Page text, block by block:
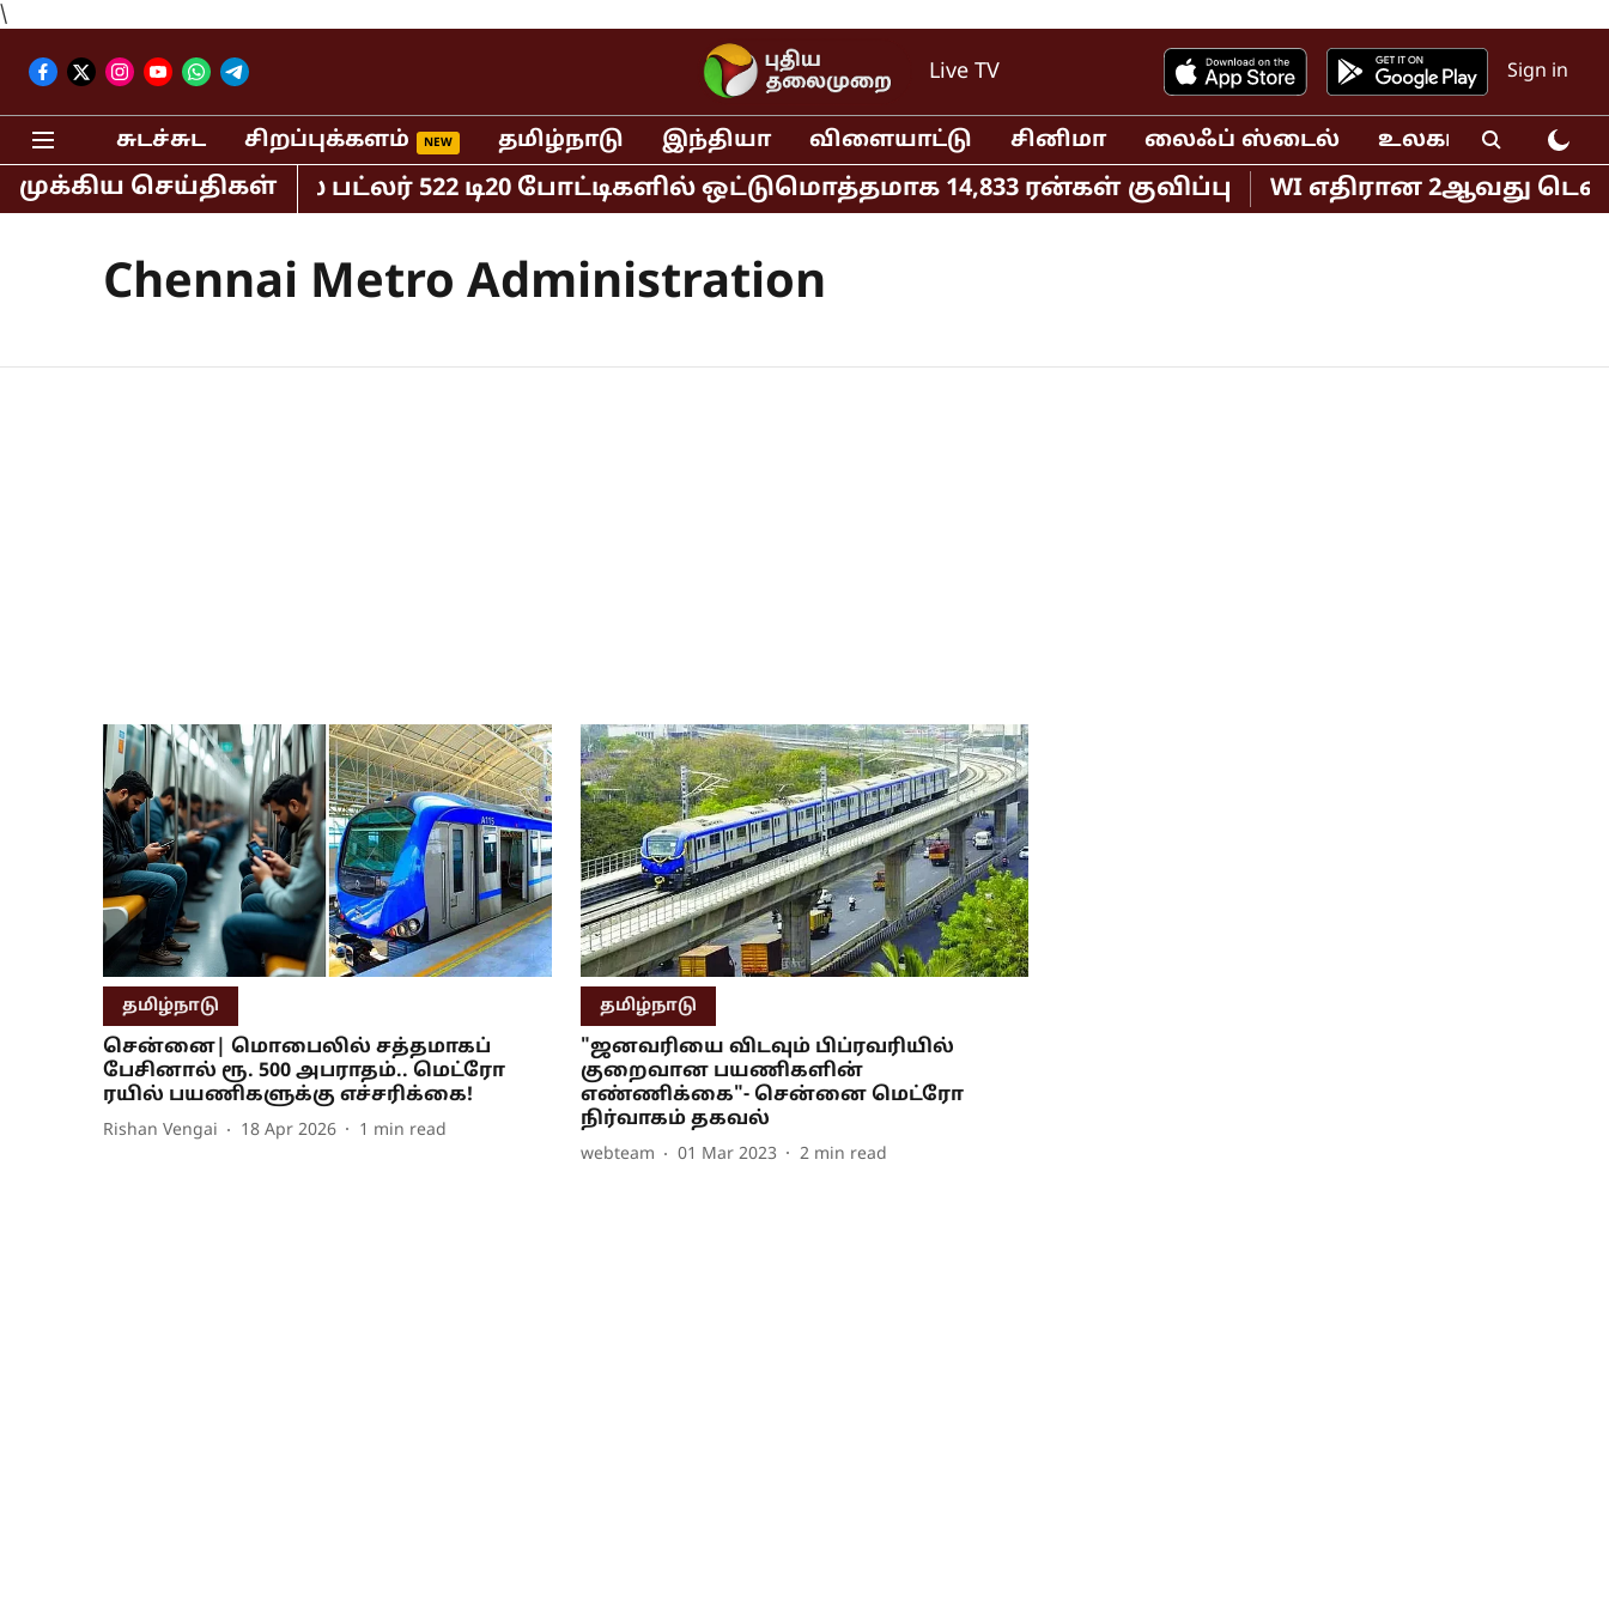
\
Live TV Sign in
சுடச்சுட சிறப்புக்களம் தமிழ்நாடு இந்தியா விளையாட்டு சினிமா லைஃப் ஸ்டைல் உலகம்
முக்கிய செய்திகள்
இங்கிலாந்து ஜோஸ் பட்லர் 522 டி20 போட்டிகளில் ஒட்டுமொத்தமாக 14,833 ரன்கள் குவிப்பு WI எதிரான 2ஆவது
Chennai Metro Administration
தமிழ்நாடு
சென்னை| மொபைலில் சத்தமாகப்
பேசினால் ரூ. 500 அபராதம்.. மெட்ரோ
ரயில் பயணிகளுக்கு எச்சரிக்கை!
Rishan Vengai 18 Apr 2026 1 min read
தமிழ்நாடு
"ஜனவரியை விடவும் பிப்ரவரியில்
குறைவான பயணிகளின்
எண்ணிக்கை"- சென்னை மெட்ரோ
நிர்வாகம் தகவல்
webteam 01 Mar 2023 2 min read